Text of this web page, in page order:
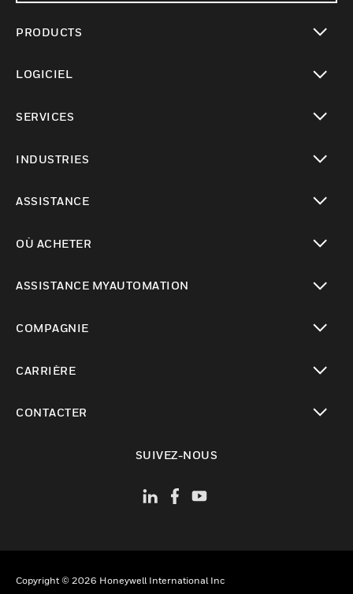
PRODUCTS
LOGICIEL
SERVICES
INDUSTRIES
ASSISTANCE
OÙ ACHETER
ASSISTANCE MYAUTOMATION
COMPAGNIE
CARRIÈRE
CONTACTER
SUIVEZ-NOUS
Copyright © 2026 Honeywell International Inc